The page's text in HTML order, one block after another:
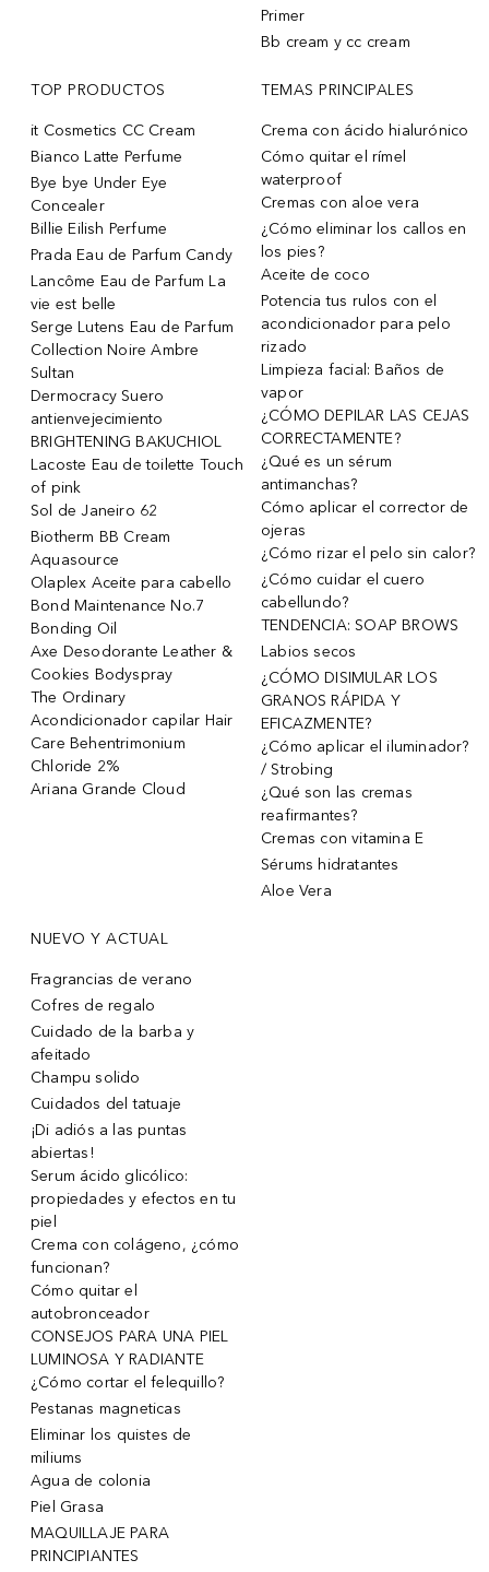
Primer
Bb cream y cc cream
TOP PRODUCTOS
it Cosmetics CC Cream
Bianco Latte Perfume
Bye bye Under Eye
Concealer
Billie Eilish Perfume
Prada Eau de Parfum Candy
Lancôme Eau de Parfum La
vie est belle
Serge Lutens Eau de Parfum
Collection Noire Ambre
Sultan
Dermocracy Suero
antienvejecimiento
BRIGHTENING BAKUCHIOL
Lacoste Eau de toilette Touch
of pink
Sol de Janeiro 62
Biotherm BB Cream
Aquasource
Olaplex Aceite para cabello
Bond Maintenance No.7
Bonding Oil
Axe Desodorante Leather &
Cookies Bodyspray
The Ordinary
Acondicionador capilar Hair
Care Behentrimonium
Chloride 2%
Ariana Grande Cloud
TEMAS PRINCIPALES
Crema con ácido hialurónico
Cómo quitar el rímel
waterproof
Cremas con aloe vera
¿Cómo eliminar los callos en
los pies?
Aceite de coco
Potencia tus rulos con el
acondicionador para pelo
rizado
Limpieza facial: Baños de
vapor
¿CÓMO DEPILAR LAS CEJAS
CORRECTAMENTE?
¿Qué es un sérum
antimanchas?
Cómo aplicar el corrector de
ojeras
¿Cómo rizar el pelo sin calor?
¿Cómo cuidar el cuero
cabellundo?
TENDENCIA: SOAP BROWS
Labios secos
¿CÓMO DISIMULAR LOS
GRANOS RÁPIDA Y
EFICAZMENTE?
¿Cómo aplicar el iluminador?
/ Strobing
¿Qué son las cremas
reafirmantes?
Cremas con vitamina E
Sérums hidratantes
Aloe Vera
NUEVO Y ACTUAL
Fragrancias de verano
Cofres de regalo
Cuidado de la barba y
afeitado
Champu solido
Cuidados del tatuaje
¡Di adiós a las puntas
abiertas!
Serum ácido glicólico:
propiedades y efectos en tu
piel
Crema con colágeno, ¿cómo
funcionan?
Cómo quitar el
autobronceador
CONSEJOS PARA UNA PIEL
LUMINOSA Y RADIANTE
¿Cómo cortar el felequillo?
Pestanas magneticas
Eliminar los quistes de
miliums
Agua de colonia
Piel Grasa
MAQUILLAJE PARA
PRINCIPIANTES